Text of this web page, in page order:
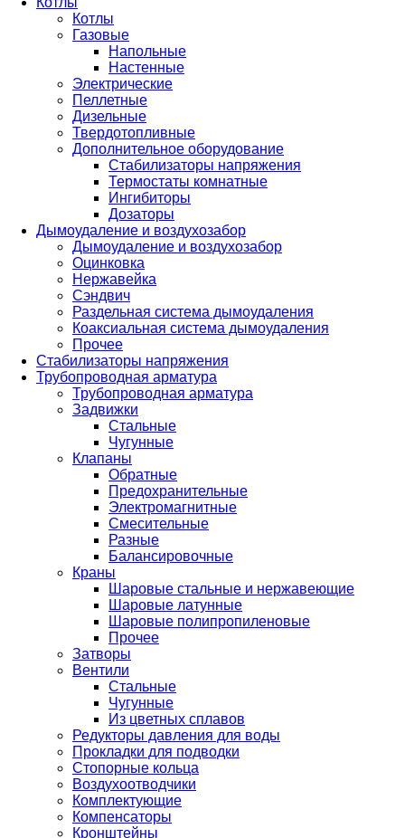
Котлы
Газовые
Напольные
Настенные
Электрические
Пеллетные
Дизельные
Твердотопливные
Дополнительное оборудование
Стабилизаторы напряжения
Термостаты комнатные
Ингибиторы
Дозаторы
Дымоудаление и воздухозабор
Дымоудаление и воздухозабор
Оцинковка
Нержавейка
Сэндвич
Раздельная система дымоудаления
Коаксиальная система дымоудаления
Прочее
Стабилизаторы напряжения
Трубопроводная арматура
Трубопроводная арматура
Задвижки
Стальные
Чугунные
Клапаны
Обратные
Предохранительные
Электромагнитные
Смесительные
Разные
Балансировочные
Краны
Шаровые стальные и нержавеющие
Шаровые латунные
Шаровые полипропиленовые
Прочее
Затворы
Вентили
Стальные
Чугунные
Из цветных сплавов
Редукторы давления для воды
Прокладки для подводки
Стопорные кольца
Воздухоотводчики
Комплектующие
Компенсаторы
Кронштейны